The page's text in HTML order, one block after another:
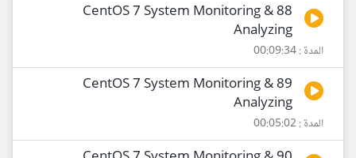
88 CentOS 7 System Monitoring &
Analyzing
المدة : 00:09:34
89 CentOS 7 System Monitoring &
Analyzing
المدة : 00:05:02